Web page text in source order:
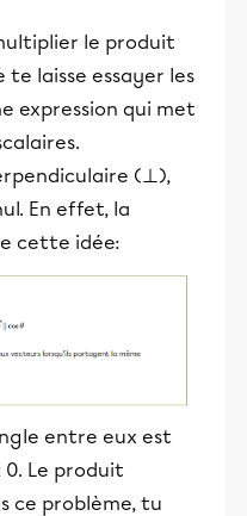
le produit
te laisse essayer les
expression qui met
(⊥),
En effet, la
cette idée:
entre eux est
0. Le produit
ce problème, tu